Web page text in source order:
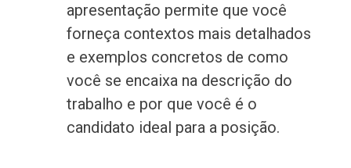
apresentação permite que você
forneça contextos mais detalhados
e exemplos concretos de como
você se encaixa na descrição do
trabalho e por que você é o
candidato ideal para a posição.